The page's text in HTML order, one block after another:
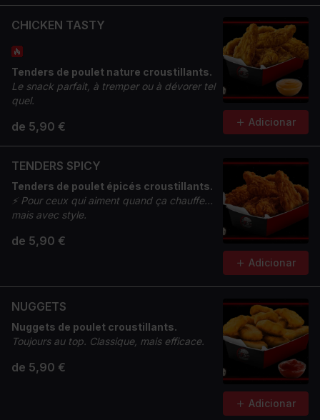
CHICKEN TASTY
Tenders de poulet nature croustillants.
Le snack parfait, à tremper ou à dévorer tel
quel.
de 5,90 € Adicionar
TENDERS SPICY
Tenders de poulet épicés croustillants.
⚡ Pour ceux qui aiment quand ça chauffe…
mais avec style.
de 5,90 €
Adicionar
NUGGETS
Nuggets de poulet croustillants.
Toujours au top. Classique, mais efficace.
de 5,90 €
Adicionar